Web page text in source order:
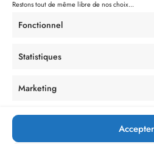
Restons tout de même libre de nos choix...
Fonctionnel
Statistiques
Marketing
Accepter